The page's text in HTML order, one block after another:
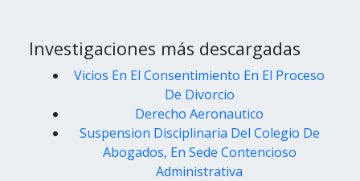
Investigaciones más descargadas
Vicios En El Consentimiento En El Proceso
De Divorcio
Derecho Aeronautico
Suspension Disciplinaria Del Colegio De
Abogados, En Sede Contencioso
Administrativa